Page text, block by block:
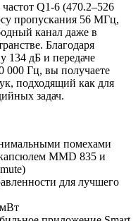
Q1-6 (470.2–526
пропускания 56 МГц,
канал даже в
Благодаря
134 дБ и передаче
000 Гц, вы получаете
подходящий как для
задач.
помехами
MMD 835 и
для лучшего